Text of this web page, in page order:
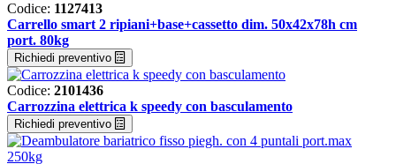
Codice: 1127413
Carrello smart 2 ripiani+base+cassetto dim. 50x42x78h cm
port. 80kg
Richiedi preventivo
Codice: 2101436
Carrozzina elettrica k speedy con basculamento
Richiedi preventivo